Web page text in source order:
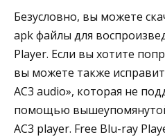
Безусловно, вы можете
apk файлы для
Player. Если вы хотите
вы можете также
AC3 audio», которая не
помощью
AC3 player. Free Blu-ray